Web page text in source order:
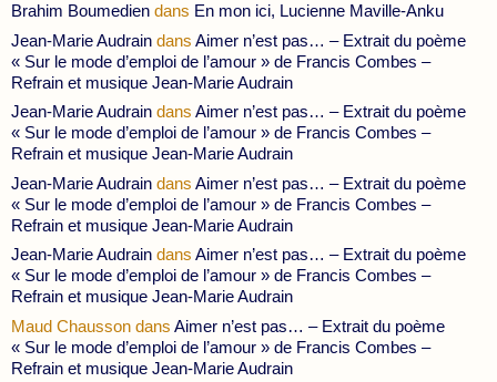
Brahim Boumedien dans En mon ici, Lucienne Maville-Anku
Jean-Marie Audrain dans Aimer n’est pas… – Extrait du poème
« Sur le mode d’emploi de l’amour » de Francis Combes –
Refrain et musique Jean-Marie Audrain
Jean-Marie Audrain dans Aimer n’est pas… – Extrait du poème
« Sur le mode d’emploi de l’amour » de Francis Combes –
Refrain et musique Jean-Marie Audrain
Jean-Marie Audrain dans Aimer n’est pas… – Extrait du poème
« Sur le mode d’emploi de l’amour » de Francis Combes –
Refrain et musique Jean-Marie Audrain
Jean-Marie Audrain dans Aimer n’est pas… – Extrait du poème
« Sur le mode d’emploi de l’amour » de Francis Combes –
Refrain et musique Jean-Marie Audrain
Maud Chausson dans Aimer n’est pas… – Extrait du poème
« Sur le mode d’emploi de l’amour » de Francis Combes –
Refrain et musique Jean-Marie Audrain